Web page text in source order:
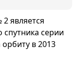
является
серии
в 2013